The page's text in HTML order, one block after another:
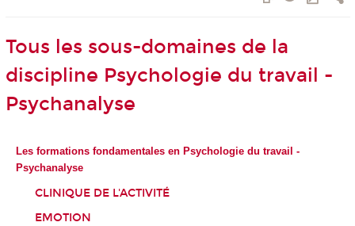
Tous les sous-domaines de la
discipline Psychologie du travail -
Psychanalyse
Les formations fondamentales en Psychologie du travail -
Psychanalyse
CLINIQUE DE L'ACTIVITÉ
EMOTION